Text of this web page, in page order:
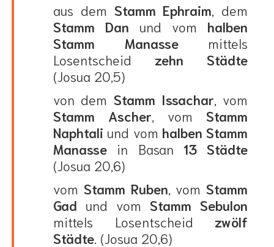
aus dem Stamm Ephraim , dem
Stamm Dan und vom halben
Stamm Manassemittels
Losentscheid zehn Städte
(Josua 20,5)
von dem Stamm Issachar , vom
Stamm Ascher , vom Stamm
Naphtali und vom halben Stamm
Manasse in Basan 13 Städte
(Josua 20,6)
vom Stamm Ruben , vom Stamm
Gad und vom Stamm Sebulon
mittels Losentscheid zwölf
Städte . (Josua 20,6)